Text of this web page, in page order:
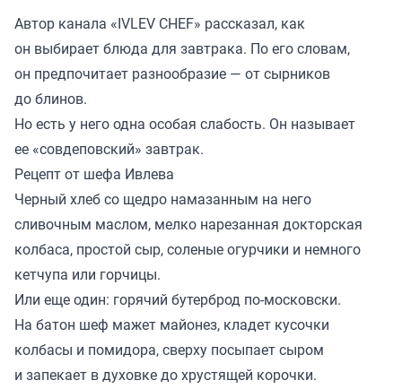
Автор канала «IVLEV CHEF» рассказал, как
он выбирает блюда для завтрака. По его словам,
он предпочитает разнообразие — от сырников
до блинов.
Но есть у него одна особая слабость. Он называет
ее «совдеповский» завтрак.
Рецепт от шефа Ивлева
Черный хлеб со щедро намазанным на него
сливочным маслом, мелко нарезанная докторская
колбаса, простой сыр, соленые огурчики и немного
кетчупа или горчицы.
Или еще один: горячий бутерброд по-московски.
На батон шеф мажет майонез, кладет кусочки
колбасы и помидора, сверху посыпает сыром
и запекает в духовке до хрустящей корочки.